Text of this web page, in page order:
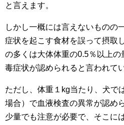
と言えます。
しかし一概には言えないものの
症状を起こす食材を誤って摂取
の多くは大体体重の0.5％以上
毒症状が認められると言われて
ただし、体重１kg当たり、犬で
場合）で血液検査の異常が認め
少量でも注意が必要で、そこに